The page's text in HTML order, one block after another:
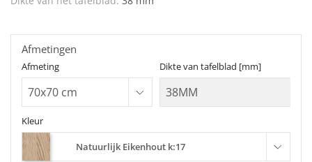
Kleur
Natuurlijk Eikenhout k:17
Afmeting Dikte van tafelblad [mm]
Afmetingen